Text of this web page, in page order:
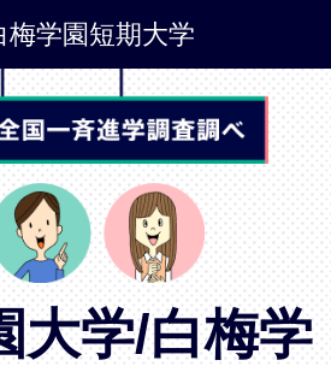
梅学園短期大学
大学/白梅学